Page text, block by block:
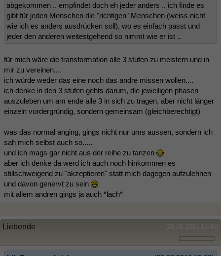
abgekommen .. empfindet doch eh jeder anders .. ich finde es
gibt für jeden Menschen die "richtigen" Menschen (weiss nicht
wie ich es anders ausdrücken soll), wo es einfach passt und
jeder den anderen weitestgehend so nimmt wie er ist ..
für mich wäre die transformation alle 3 stufen zu meistern und in
mir zu vereinen....
ich würde weder das eine noch das andre missen wollen....
ich denke in den 3 stufen gehts darum, die jeweiligen phasen
auszuleben um am ende alle 3 in sich zu tragen, aber nicht länger
einzeln vordergründig, sondern gemeinsam (gleichberechtigt)
was das normal anging, gings nicht nur ums aussen, sondern ich
sah mich selbst auch so.....
und ich mags gar nicht aus der reihe zu tanzen
aber ich denke da werd ich auch noch hinkommen es
stillschweigend zu "akzeptieren" statt mich dagegen aufzulehnen
und davon genervt zu sein
mit allem andren gings ja auch *lach*
(29.06.2016 15:45)
Liebende